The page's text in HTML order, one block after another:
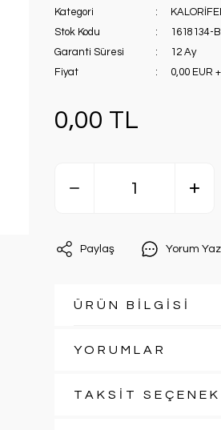
Kategori
Stok Kodu
1618134-
Garanti Süresi
12 Ay
Fiyat
0,00 EUR
0,00 TL
Paylaş Yorum Yaz
ÜRÜN BİLGİSİ
YORUMLAR
TAKSİT